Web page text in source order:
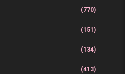
(770)
(151)
(134)
(413)